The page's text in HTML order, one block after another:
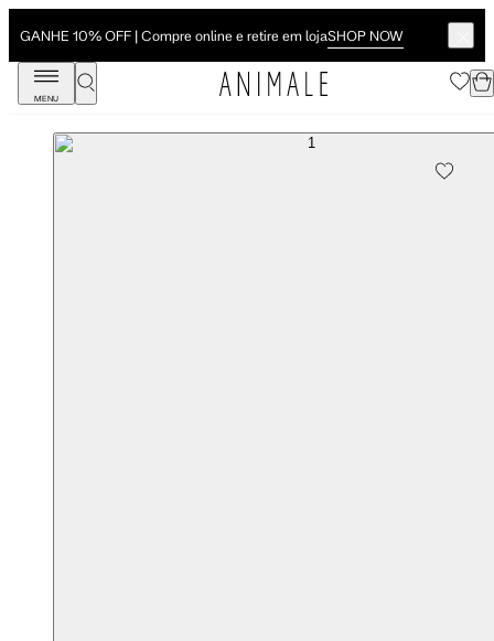
GANHE 10% OFF | Compre online e retire em lojaSHOP NOW
MENU